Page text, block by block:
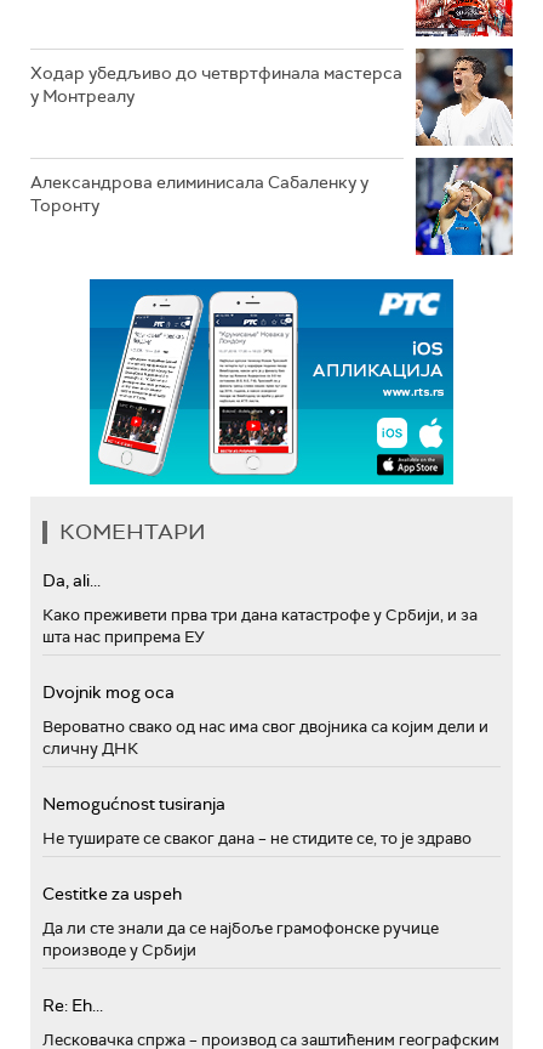
Ходар убедљиво до четвртфинала мастерса
у Монтреалу
Александрова елиминисала Сабаленку у
Торонту
КОМЕНТАРИ
Da, ali...
Како преживети прва три дана катастрофе у Србији, и за
шта нас припрема ЕУ
Dvojnik mog oca
Вероватно свако од нас има свог двојника са којим дели и
сличну ДНК
Nemogućnost tusiranja
Не туширате се сваког дана – не стидите се, то је здраво
Cestitke za uspeh
Да ли сте знали да се најбоље грамофонске ручице
производе у Србији
Re: Eh...
Лесковачка спржа – производ са заштићеним географским